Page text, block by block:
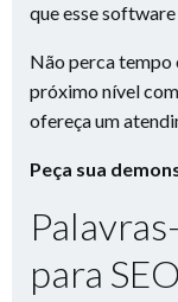
que esse
Não perca tempo
próximo nível
ofereça um
Peça sua
para